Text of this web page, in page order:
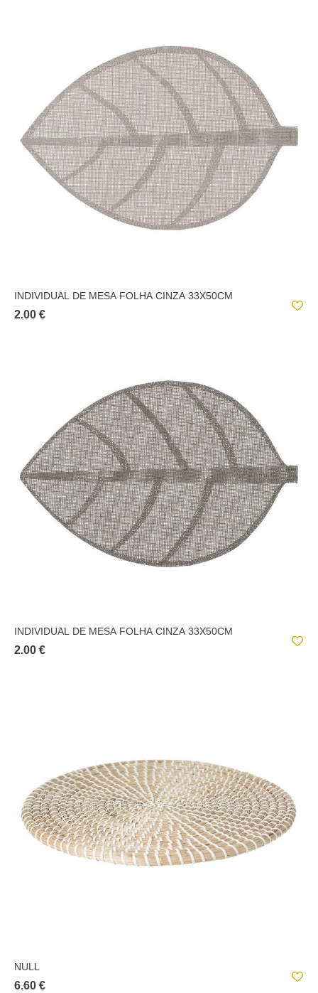
INDIVIDUAL DE MESA FOLHA CINZA 33X50CM
2.00 €
INDIVIDUAL DE MESA FOLHA CINZA 33X50CM
2.00 €
NULL
6.60 €